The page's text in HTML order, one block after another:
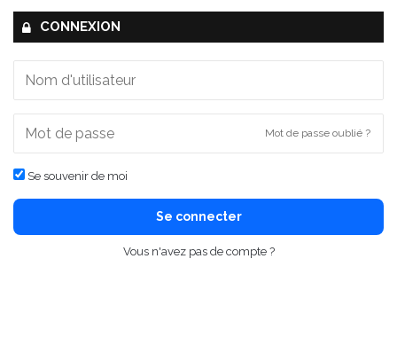
CONNEXION
Mot de passe oublié ?
Se souvenir de moi
Se connecter
Vous n'avez pas de compte ?